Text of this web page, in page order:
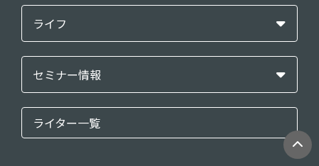
ライフ
セミナー情報
ライター一覧